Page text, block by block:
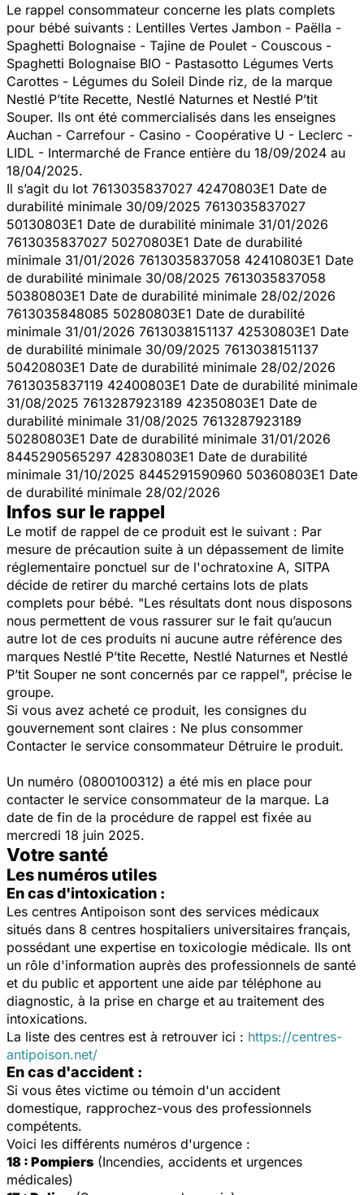
Le rappel consommateur concerne les plats complets
pour bébé suivants : Lentilles Vertes Jambon - Paëlla -
Spaghetti Bolognaise - Tajine de Poulet - Couscous -
Spaghetti Bolognaise BIO - Pastasotto Légumes Verts
Carottes - Légumes du Soleil Dinde riz, de la marque
Nestlé P’tite Recette, Nestlé Naturnes et Nestlé P’tit
Souper. Ils ont été commercialisés dans les enseignes
Auchan - Carrefour - Casino - Coopérative U - Leclerc -
LIDL - Intermarché de France entière du 18/09/2024 au
18/04/2025.
Il s’agit du lot 7613035837027 42470803E1 Date de
durabilité minimale 30/09/2025 7613035837027
50130803E1 Date de durabilité minimale 31/01/2026
7613035837027 50270803E1 Date de durabilité
minimale 31/01/2026 7613035837058 42410803E1 Date
de durabilité minimale 30/08/2025 7613035837058
50380803E1 Date de durabilité minimale 28/02/2026
7613035848085 50280803E1 Date de durabilité
minimale 31/01/2026 7613038151137 42530803E1 Date
de durabilité minimale 30/09/2025 7613038151137
50420803E1 Date de durabilité minimale 28/02/2026
7613035837119 42400803E1 Date de durabilité minimale
31/08/2025 7613287923189 42350803E1 Date de
durabilité minimale 31/08/2025 7613287923189
50280803E1 Date de durabilité minimale 31/01/2026
8445290565297 42830803E1 Date de durabilité
minimale 31/10/2025 8445291590960 50360803E1 Date
de durabilité minimale 28/02/2026
Infos sur le rappel
Le motif de rappel de ce produit est le suivant : Par
mesure de précaution suite à un dépassement de limite
réglementaire ponctuel sur de l'ochratoxine A, SITPA
décide de retirer du marché certains lots de plats
complets pour bébé. "Les résultats dont nous disposons
nous permettent de vous rassurer sur le fait qu’aucun
autre lot de ces produits ni aucune autre référence des
marques Nestlé P’tite Recette, Nestlé Naturnes et Nestlé
P’tit Souper ne sont concernés par ce rappel", précise le
groupe.
Si vous avez acheté ce produit, les consignes du
gouvernement sont claires : Ne plus consommer
Contacter le service consommateur Détruire le produit.
Un numéro (0800100312) a été mis en place pour
contacter le service consommateur de la marque. La
date de fin de la procédure de rappel est fixée au
mercredi 18 juin 2025.
Votre santé
Les numéros utiles
En cas d'intoxication :
Les centres Antipoison sont des services médicaux
situés dans 8 centres hospitaliers universitaires français,
possédant une expertise en toxicologie médicale. Ils ont
un rôle d'information auprès des professionnels de santé
et du public et apportent une aide par téléphone au
diagnostic, à la prise en charge et au traitement des
intoxications.
La liste des centres est à retrouver ici : https://centres-
antipoison.net/
En cas d'accident :
Si vous êtes victime ou témoin d'un accident
domestique, rapprochez-vous des professionnels
compétents.
Voici les différents numéros d'urgence :
18 : Pompiers (Incendies, accidents et urgences
médicales)